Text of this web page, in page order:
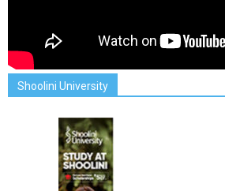
Shoolini University